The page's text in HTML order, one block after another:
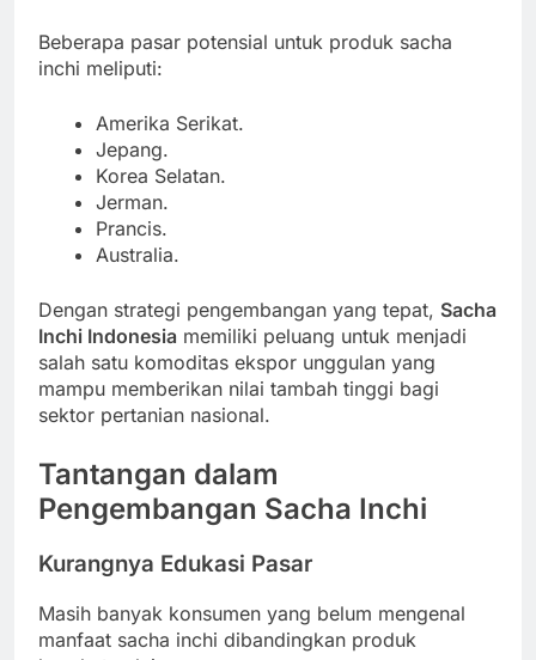
Beberapa pasar potensial untuk produk sacha
inchi meliputi:
Amerika Serikat.
Jepang.
Korea Selatan.
Jerman.
Prancis.
Australia.
Dengan strategi pengembangan yang tepat, Sacha
Inchi Indonesia memiliki peluang untuk menjadi
salah satu komoditas ekspor unggulan yang
mampu memberikan nilai tambah tinggi bagi
sektor pertanian nasional.
Tantangan dalam
Pengembangan Sacha Inchi
Kurangnya Edukasi Pasar
Masih banyak konsumen yang belum mengenal
manfaat sacha inchi dibandingkan produk